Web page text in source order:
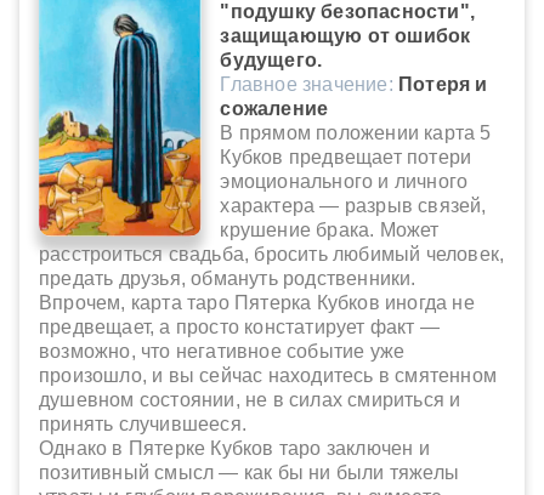
"подушку безопасности",
защищающую от ошибок
будущего.
Главное значение: Потеря и
сожаление
В прямом положении карта 5
Кубков предвещает потери
эмоционального и личного
характера — разрыв связей,
крушение брака. Может
расстроиться свадьба, бросить любимый человек,
предать друзья, обмануть родственники.
Впрочем, карта таро Пятерка Кубков иногда не
предвещает, а просто констатирует факт —
возможно, что негативное событие уже
произошло, и вы сейчас находитесь в смятенном
душевном состоянии, не в силах смириться и
принять случившееся.
Однако в Пятерке Кубков таро заключен и
позитивный смысл — как бы ни были тяжелы